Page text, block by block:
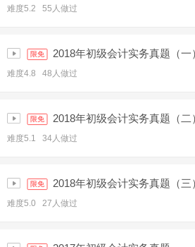
难度5.2 55人做过
限免 2018年初级会计实务真题（一
难度4.8 48人做过
限免 2018年初级会计实务真题（二
难度5.1 34人做过
限免 2018年初级会计实务真题（三
难度5.0 27人做过